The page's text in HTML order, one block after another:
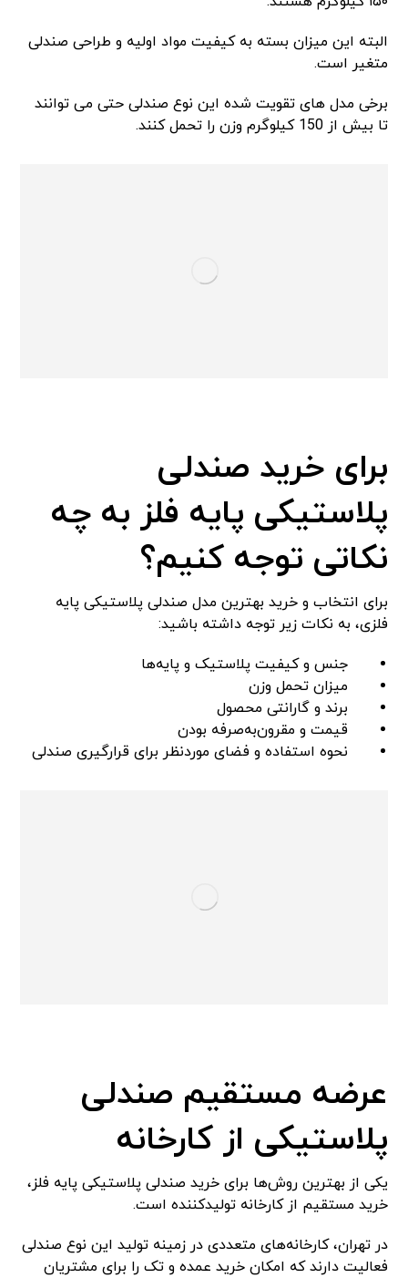
البته این میزان بسته به کیفیت مواد اولیه و طراحی صندلی
متغیر است.
برخی مدل های تقویت شده این نوع صندلی حتی می توانند
تا بیش از 150 کیلوگرم وزن را تحمل کنند.
برای خرید صندلی
پلاستیکی پایه فلز به چه
نکاتی توجه کنیم؟
برای انتخاب و خرید بهترین مدل صندلی پلاستیکی پایه
فلزی، به نکات زیر توجه داشته باشید:
جنس و کیفیت پلاستیک و پایه‌ها
میزان تحمل وزن
برند و گارانتی محصول
قیمت و مقرون‌به‌صرفه بودن
نحوه استفاده و فضای موردنظر برای قرارگیری صندلی
عرضه مستقیم صندلی
پلاستیکی از کارخانه
یکی از بهترین روش‌ها برای خرید صندلی پلاستیکی پایه فلز،
خرید مستقیم از کارخانه تولیدکننده است.
در تهران، کارخانه‌های متعددی در زمینه تولید این نوع صندلی
فعالیت دارند که امکان خرید عمده و تک را برای مشتریان